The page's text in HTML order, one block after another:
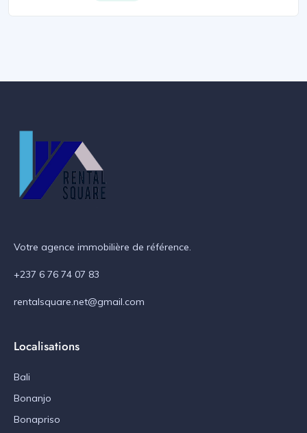
Votre agence immobilière de référence.
+237 6 76 74 07 83
rentalsquare.net@gmail.com
Localisations
Bali
Bonanjo
Bonapriso